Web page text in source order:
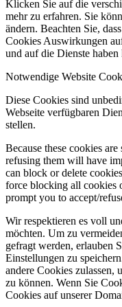
Klicken Sie auf die
mehr zu erfahren. Sie
ändern. Beachten Sie,
Cookies Auswirkungen
und auf die Dienste
Notwendige Website
Diese Cookies sind
Webseite verfügbaren
stellen.
Because these cookies
refusing them will have
can block or delete
force blocking all cookies
prompt you to accept/
Wir respektieren es voll
möchten. Um zu
gefragt werden, erlauben
Einstellungen zu
andere Cookies zulassen,
zu können. Wenn Sie
Cookies auf unserer